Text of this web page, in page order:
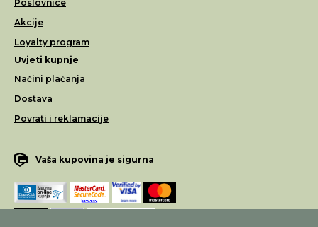
Poslovnice
Akcije
Loyalty program
Uvjeti kupnje
Načini plaćanja
Dostava
Povrati i reklamacije
Vaša kupovina je sigurna